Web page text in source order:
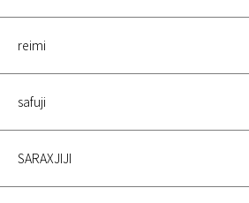
reimi
safuji
SARAXJIJI